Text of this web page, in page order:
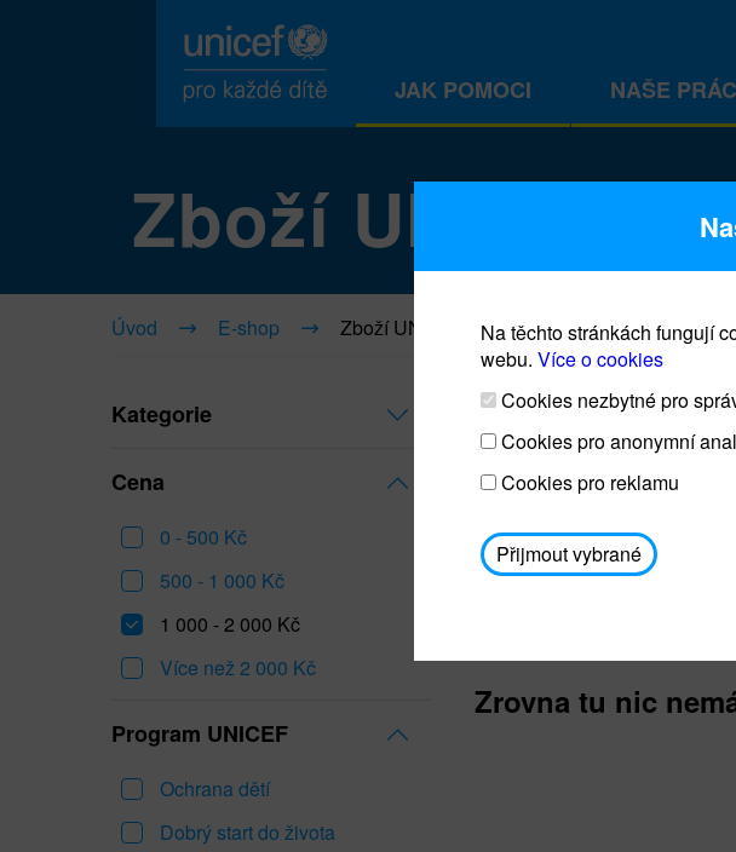
JAK POMOCI NAŠE
Zboží UNICEF
Úvod E-shop Zboží UNICEF
Kategorie
Cena
0 - 500 Kč
500 - 1 000 Kč
1 000 - 2 000 Kč
Více než 2 000 Kč
Program UNICEF
Ochrana dětí
Dobrý start do života
Prodejna
osobním
dále
Zrovna tu nic
Na těchto stránkách fungují
webu. Více o cookies
Cookies nezbytné pro
Cookies pro anonymní
Cookies pro reklamu
Přijmout vybrané